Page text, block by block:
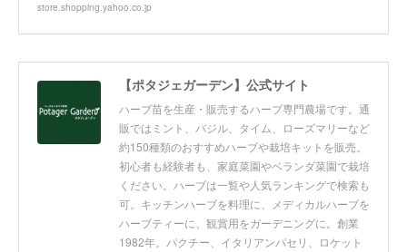
store.shopping.yahoo.co.jp
【ポタジェガーデン】公式サイト
ハーブ苗を生産・販売するハーブ専門農場です。通
販ではミント、バジル、タイム、ローズマリーなど
約150種類のおすすめハーブや栽培キットを販売。
初心者も経験者も、家庭菜園やベランダ菜園で栽培
ください。ハーブは一覧や人気ランキングで検索も
可。キッチンハーブを料理に、メディカルハーブを
ハーブティーに、観賞用をガーデニングに。創業
1982年。パクチー、イタリアンパセリ、ロケット